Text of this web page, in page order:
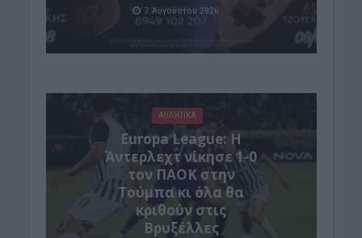
7 Αυγούστου 2026
ΑΘΛΗΤΙΚΑ
Europa League: Η
Άντερλεχτ νίκησε 1-0
τον ΠΑΟΚ στην
Τούμπα κι όλα θα
κριθούν στις
Βρυξέλλες